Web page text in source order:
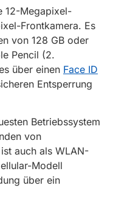
12-Megapixel-
Frontkamera. Es
von 128 GB oder
Pencil (2.
über einen Face ID
Entsperrung
Betriebssystem
von
auch als WLAN-
Modell
über ein